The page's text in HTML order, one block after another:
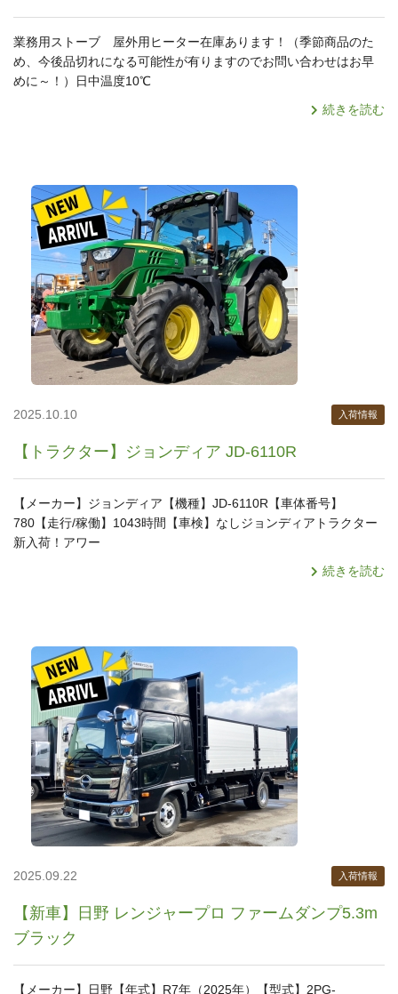
業務用ストーブ 屋外用ヒーター在庫あります！（季節商品のた
め、今後品切れになる可能性が有りますのでお問い合わせはお早
めに～！）日中温度10℃
続きを読む
【トラクター】ジョンディア JD-6110R
2025.10.10 入荷情報
【メーカー】ジョンディア【機種】JD-6110R【車体番号】
780【走行/稼働】1043時間【車検】なしジョンディアトラクター
新入荷！アワー
続きを読む
【新車】日野 レンジャープロ ファームダンプ5.3m
ブラック
2025.09.22 入荷情報
【メーカー】日野【年式】R7年（2025年）【型式】2PG-